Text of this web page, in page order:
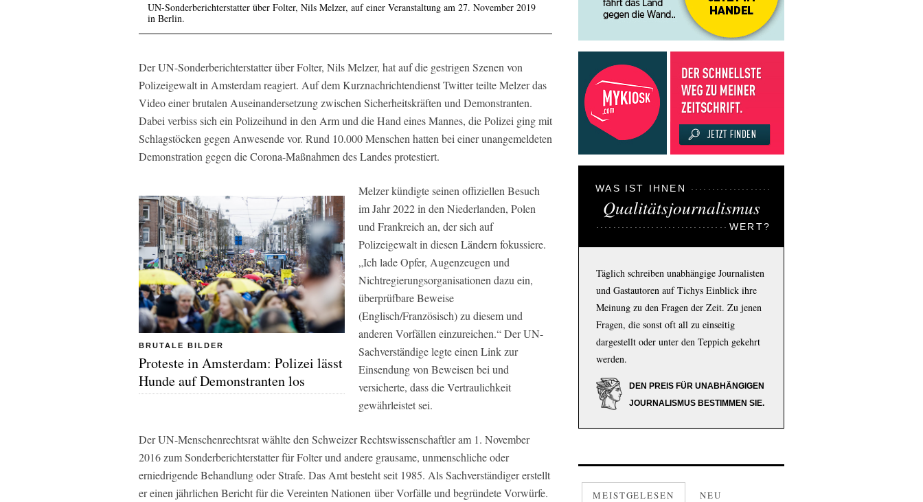
UN-Sonderberichterstatter über Folter, Nils Melzer, auf einer Veranstaltung am 27. November 2019
in Berlin.
Der UN-Sonderberichterstatter über Folter, Nils Melzer, hat auf die gestrigen Szenen von
Polizeigewalt in Amsterdam reagiert. Auf dem Kurznachrichtendienst Twitter teilte Melzer das
Video einer brutalen Auseinandersetzung zwischen Sicherheitskräften und Demonstranten.
Dabei verbiss sich ein Polizeihund in den Arm und die Hand eines Mannes, die Polizei ging mit
Schlagstöcken gegen Anwesende vor. Rund 10.000 Menschen hatten bei einer unangemeldeten
Demonstration gegen die Corona-Maßnahmen des Landes protestiert.
BRUTALE BILDER
Proteste in Amsterdam: Polizei lässt
Hunde auf Demonstranten los
Melzer kündigte seinen offiziellen Besuch
im Jahr 2022 in den Niederlanden, Polen
und Frankreich an, der sich auf
Polizeigewalt in diesen Ländern fokussiere.
„Ich lade Opfer, Augenzeugen und
Nichtregierungsorganisationen dazu ein,
überprüfbare Beweise
(Englisch/Französisch) zu diesem und
anderen Vorfällen einzureichen.“ Der UN-
Sachverständige legte einen Link zur
Einsendung von Beweisen bei und
versicherte, dass die Vertraulichkeit
gewährleistet sei.
Der UN-Menschenrechtsrat wählte den Schweizer Rechtswissenschaftler am 1. November
2016 zum Sonderberichterstatter für Folter und andere grausame, unmenschliche oder
erniedrigende Behandlung oder Strafe. Das Amt besteht seit 1985. Als Sachverständiger erstellt
er einen jährlichen Bericht für die Vereinten Nationen über Vorfälle und begründete Vorwürfe.
WAS IST IHNEN
Qualitätsjournalismus
WERT?
Täglich schreiben unabhängige Journalisten
und Gastautoren auf Tichys Einblick ihre
Meinung zu den Fragen der Zeit. Zu jenen
Fragen, die sonst oft all zu einseitig
dargestellt oder unter den Teppich gekehrt
werden.
DEN PREIS FÜR UNABHÄNGIGEN
JOURNALISMUS BESTIMMEN SIE.
MEISTGELESEN NEU